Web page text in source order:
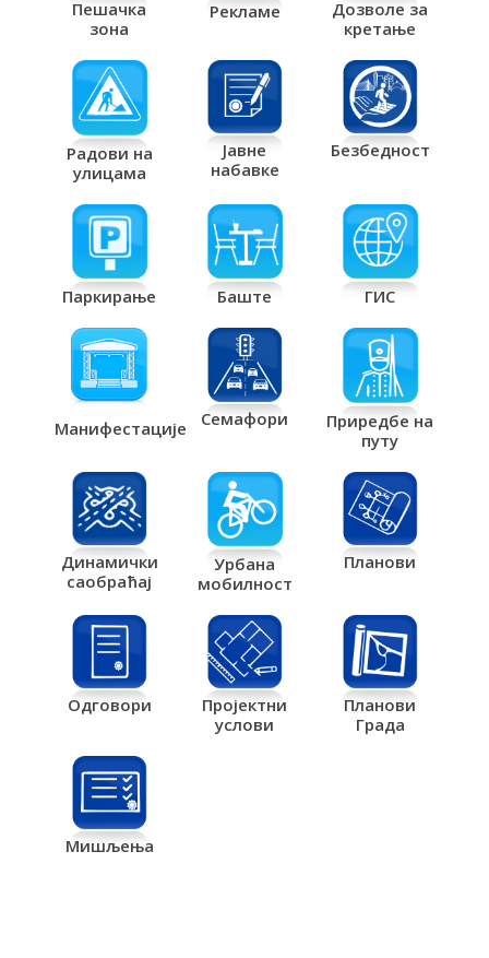
Пешачка
зона
Рекламе
Дозволе за
кретање
Радови на
улицама
Јавне
набавке
Безбедност
Паркирање Баште ГИС
Манифестације Семафори
Приредбе на
путу
Динамички
саобраћај
Урбана
мобилност
Планови
Одговори
Пројектни
услови
Планови
Града
Мишљења